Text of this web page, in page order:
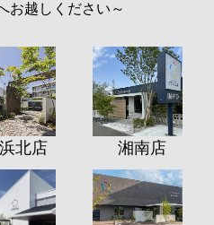
お越しください～
北店 湘南店